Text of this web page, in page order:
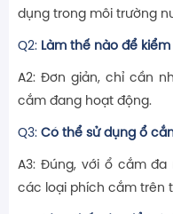
dụng trong môi trường
Q2: Làm thế nào để
A2: Đơn giản, chỉ cần
cắm đang hoạt động.
Q3: Có thể sử dụng ổ
A3: Đúng, với ổ cắm đa
các loại phích cắm trên